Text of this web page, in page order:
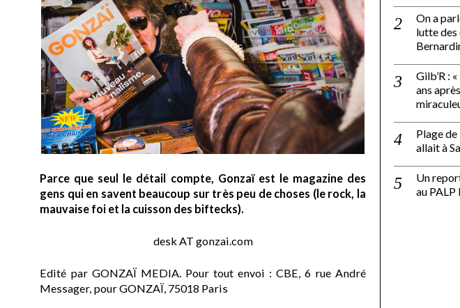
Parce que seul le détail compte, Gonzaï est le magazine des
gens qui en savent beaucoup sur très peu de choses (le rock, la
mauvaise foi et la cuisson des biftecks).
desk AT gonzai.com
Edité par GONZAÏ MEDIA. Pour tout envoi : CBE, 6 rue André
Messager, pour GONZAÏ, 75018 Paris
On a
lutte des
Gilb’R :
ans
Plage
allait à
Un
au PALP